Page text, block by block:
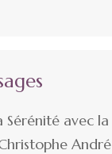
Sérénité avec la
André